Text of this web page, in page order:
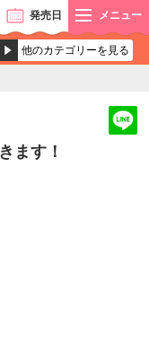
発売日 メニュー
ます！